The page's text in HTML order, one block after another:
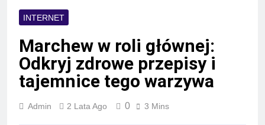
INTERNET
Marchew w roli głównej:
Odkryj zdrowe przepisy i
tajemnice tego warzywa
Admin 2 Lata Ago 0 3 Mins